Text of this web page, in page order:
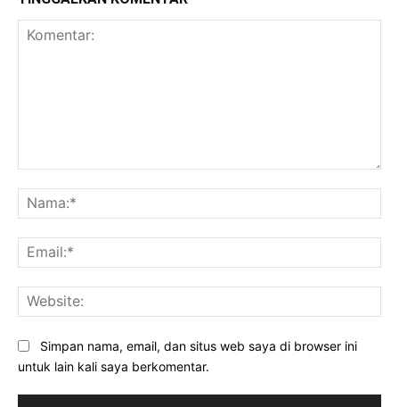
Simpan nama, email, dan situs web saya di browser ini
untuk lain kali saya berkomentar.